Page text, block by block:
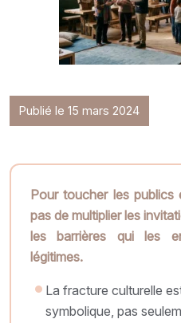
Publié le 15 mars 2024
Pour toucher les publics
pas de multiplier les
les barrières qui les
légitimes.
La fracture culturelle
symbolique, pas